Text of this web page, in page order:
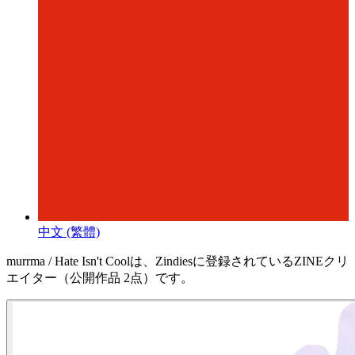
中文 (繁體)
murrma / Hate Isn't Coolは、Zindiesに登録されているZINEクリ
エイター（公開作品 2点）です。